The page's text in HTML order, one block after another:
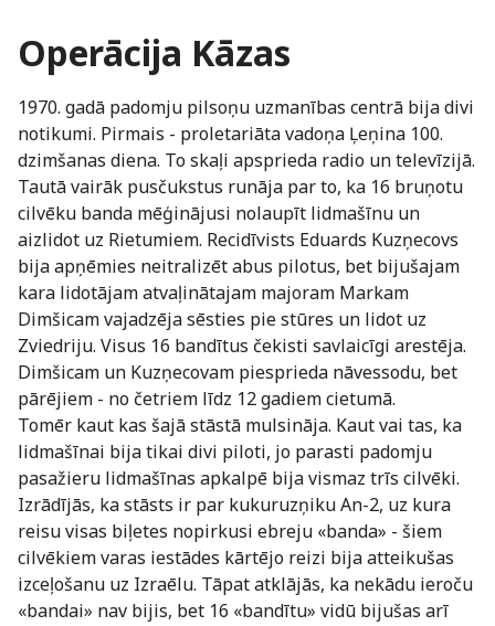
Operācija Kāzas
1970. gadā padomju pilsoņu uzmanības centrā bija divi
notikumi. Pirmais - proletariāta vadoņa Ļeņina 100.
dzimšanas diena. To skaļi apsprieda radio un televīzijā.
Tautā vairāk pusčukstus runāja par to, ka 16 bruņotu
cilvēku banda mēģinājusi nolaupīt lidmašīnu un
aizlidot uz Rietumiem. Recidīvists Eduards Kuzņecovs
bija apņēmies neitralizēt abus pilotus, bet bijušajam
kara lidotājam atvaļinātajam majoram Markam
Dimšicam vajadzēja sēsties pie stūres un lidot uz
Zviedriju. Visus 16 bandītus čekisti savlaicīgi arestēja.
Dimšicam un Kuzņecovam piesprieda nāvessodu, bet
pārējiem - no četriem līdz 12 gadiem cietumā.
Tomēr kaut kas šajā stāstā mulsināja. Kaut vai tas, ka
lidmašīnai bija tikai divi piloti, jo parasti padomju
pasažieru lidmašīnas apkalpē bija vismaz trīs cilvēki.
Izrādījās, ka stāsts ir par kukuruzņiku An-2, uz kura
reisu visas biļetes nopirkusi ebreju «banda» - šiem
cilvēkiem varas iestādes kārtējo reizi bija atteikušas
izceļošanu uz Izraēlu. Tāpat atklājās, ka nekādu ieroču
«bandai» nav bijis, bet 16 «bandītu» vidū bijušas arī